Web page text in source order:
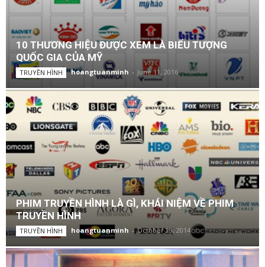
10 THƯƠNG HIỆU ĐƯỢC XEM LÀ BIỂU TƯỢNG
QUỐC GIA CỦA MỸ
TRUYỀN HÌNH hoangtuanminh - June 11, 2016
PHIM TRUYỀN HÌNH LÀ GÌ, KHÁI NIỆM VỀ PHIM
TRUYỀN HÌNH
TRUYỀN HÌNH hoangtuanminh - October 28, 2014